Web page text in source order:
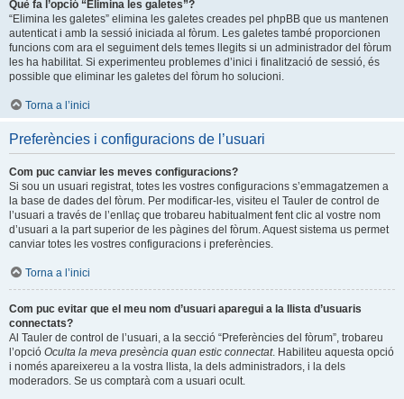
Què fa l’opció “Elimina les galetes”?
“Elimina les galetes” elimina les galetes creades pel phpBB que us mantenen
autenticat i amb la sessió iniciada al fòrum. Les galetes també proporcionen
funcions com ara el seguiment dels temes llegits si un administrador del fòrum
les ha habilitat. Si experimenteu problemes d’inici i finalització de sessió, és
possible que eliminar les galetes del fòrum ho solucioni.
Torna a l’inici
Preferències i configuracions de l’usuari
Com puc canviar les meves configuracions?
Si sou un usuari registrat, totes les vostres configuracions s’emmagatzemen a
la base de dades del fòrum. Per modificar-les, visiteu el Tauler de control de
l’usuari a través de l’enllaç que trobareu habitualment fent clic al vostre nom
d’usuari a la part superior de les pàgines del fòrum. Aquest sistema us permet
canviar totes les vostres configuracions i preferències.
Torna a l’inici
Com puc evitar que el meu nom d’usuari aparegui a la llista d’usuaris
connectats?
Al Tauler de control de l’usuari, a la secció “Preferències del fòrum”, trobareu
l’opció Oculta la meva presència quan estic connectat. Habiliteu aquesta opció
i només apareixereu a la vostra llista, la dels administradors, i la dels
moderadors. Se us comptarà com a usuari ocult.